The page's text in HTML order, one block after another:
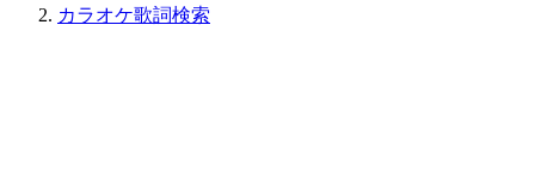
カラオケ歌詞検索